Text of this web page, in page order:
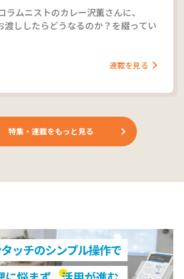
特集・連載をもっと見る
ラムニストのカレー沢薫さんに、
渡ししたらどうなるのか？を綴ってい
連載を見る